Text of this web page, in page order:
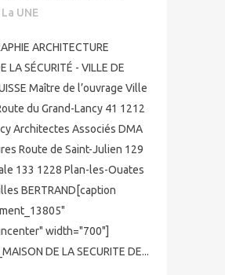
La UNE
ARCHITECTURE
LA SÉCURITÉ - VILLE DE
Maître de l’ouvrage Ville
du Grand-Lancy 41 1212
Architectes Associés DMA
Route de Saint-Julien 129
133 1228 Plan-les-Ouates
BERTRAND[caption
width="700"]
DE LA SECURITE DE...